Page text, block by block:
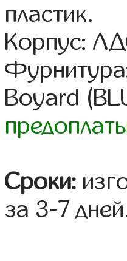
пластик.
Корпус:
Boyard
Сроки:
за 3-7